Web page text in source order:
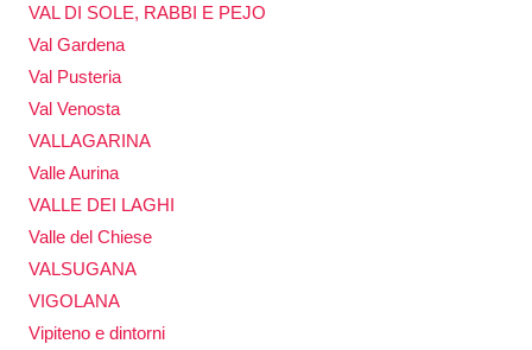
VAL DI SOLE, RABBI E PEJO
Val Gardena
Val Pusteria
Val Venosta
VALLAGARINA
Valle Aurina
VALLE DEI LAGHI
Valle del Chiese
VALSUGANA
VIGOLANA
Vipiteno e dintorni